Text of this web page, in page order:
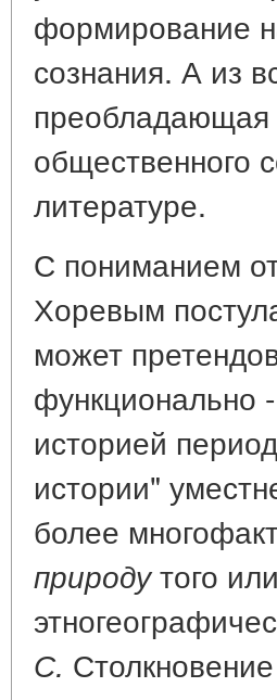
формирование
сознания. А из
преобладающая
общественного
литературе.
С пониманием
Хоревым
может
функционально
историей
истории"
более
природутого
С.